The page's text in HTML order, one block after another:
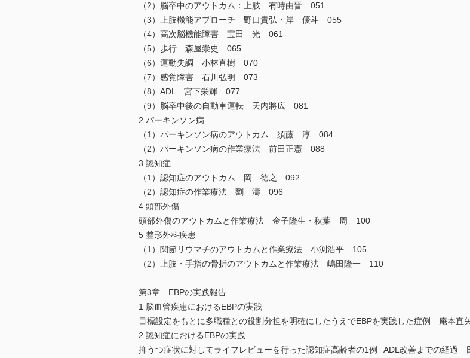
（2）脳卒中のアウトカム：上肢 有時由晋 051
（3）上肢機能アプローチ 野口貴弘・岸 優斗 055
（4）高次脳機能障害 宝田 光 061
（5）歩行 森屋崇史 065
（6）運動失調 小林直樹 070
（7）感覚障害 石川弘明 073
（8）ADL 宮下栄輝 077
（9）脳卒中後の自動車運転 天内將広 081
2 パーキンソン病
（1）パーキンソン病のアウトカム 須藤 淳 084
（2）パーキンソン病の作業療法 前田正憲 088
3 認知症
（1）認知症のアウトカム 岡 徳之 092
（2）認知症の作業療法 劉 濤 096
4 頭部外傷
頭部外傷のアウトカムと作業療法 金子隆生・秋葉 周 100
5 整形外科疾患
（1）関節リウマチのアウトカムと作業療法 小渕浩平 105
（2）上肢・手指の骨折のアウトカムと作業療法 嶋田隆一 110
第3章 EBPの実践報告
1 脳血管疾患におけるEBPの実践
目標設定をもとに多職種との役割分担を明確にしたうえでEBPを実践した症例 庵本
2 認知症におけるEBPの実践
抑うつ症状に対してライフレビューを行った認知症高齢者の1例─ADL改善までの経